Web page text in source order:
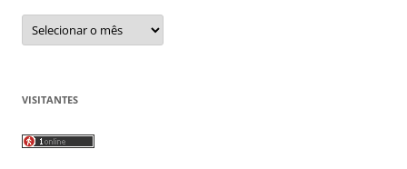
Arquivos
VISITANTES